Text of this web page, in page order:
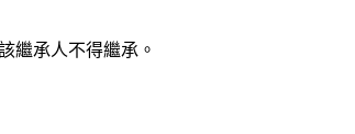
繼承人不得繼承。